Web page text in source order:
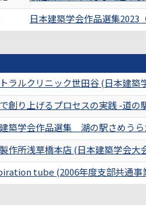
日本建築学会作品選集2023
ラルクリニック世田谷 (日本建
創り上げるプロセスの実践 -道
築学会作品選集 湖の駅さめう
作所浅草橋本店 (日本建築学会
tube (2006年度支部共通事